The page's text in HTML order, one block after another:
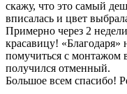
скажу, что это самый
вписалась и цвет
Примерно через 2
красавицу!
помучиться с монтажом
получился отменный.
Большое всем спасибо!